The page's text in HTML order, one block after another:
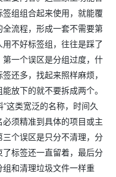
组组合起来使用，就能覆
流程，形成一套不需要第
不好标签组，往往是踩了
一个误区是分组过度，什
还多，找起来照样麻烦，
放下的就不要拆成两个。
这类宽泛的名称，时间久
须精准到具体的项目或主
个误区是只分不清理，分
标签还一直留着，最后分
和清理垃圾文件一样重